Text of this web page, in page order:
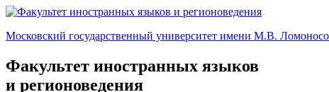
Московский государственный университет имени М.В.
Факультет иностранных языков
и регионоведения